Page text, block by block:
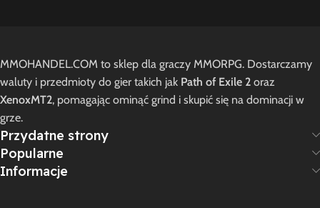
MMOHANDEL.COM to sklep dla graczy MMORPG. Dostarczamy
waluty i przedmioty do gier takich jak Path of Exile 2 oraz
XenoxMT2, pomagając ominąć grind i skupić się na dominacji w
grze.
Przydatne strony
Popularne
Informacje